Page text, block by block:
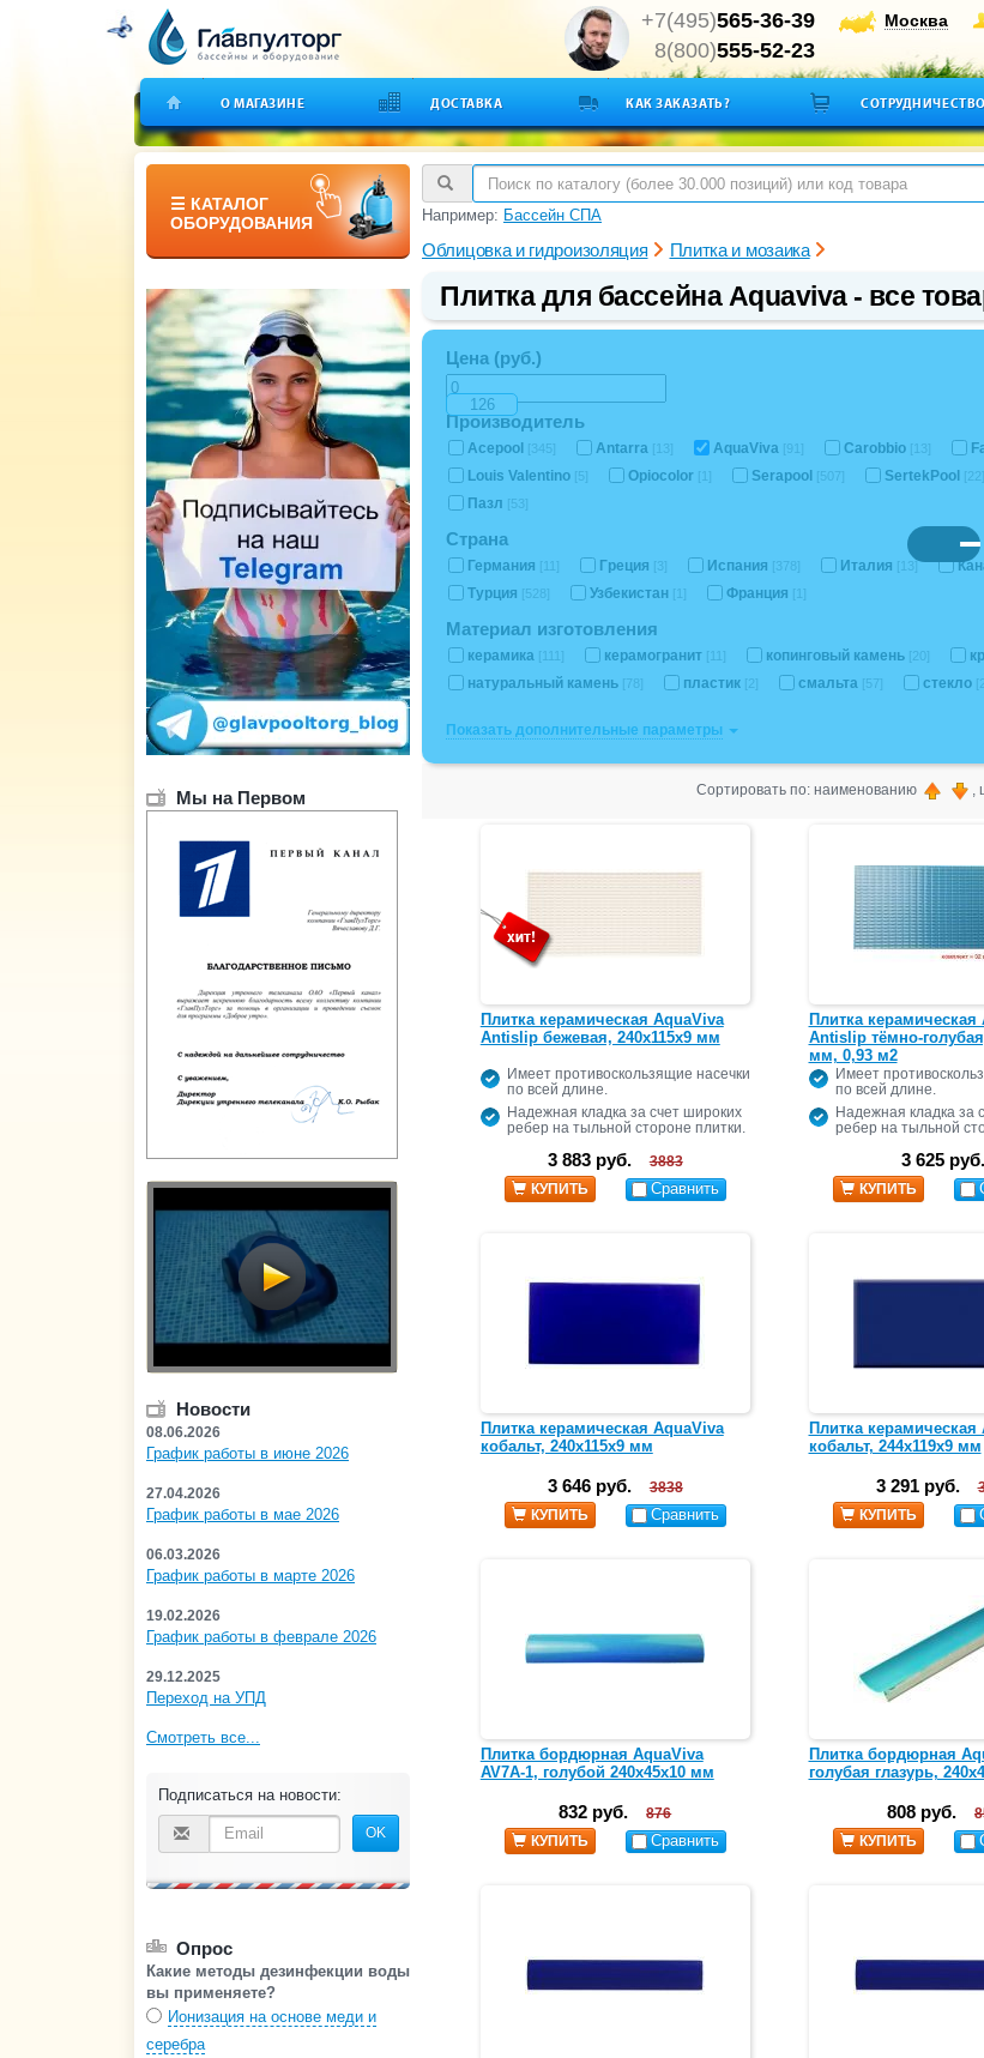
+7(495)565-36-39
8(800)555-52-23
Москва
О МАГАЗИНЕ ДОСТАВКА КАК ЗАКАЗАТЬ?
☰ КАТАЛОГ
ОБОРУДОВАНИЯ
Мы на Первом
Новости
08.06.2026
График работы в июне 2026
27.04.2026
График работы в мае 2026
06.03.2026
График работы в марте 2026
19.02.2026
График работы в феврале 2026
29.12.2025
Переход на УПД
Смотреть все...
Подписаться на новости:
OK
Опрос
Какие методы дезинфекции воды
вы применяете?
Ионизация на основе меди и
серебра
Например: Бассейн СПА
Облицовка и гидроизоляция Плитка и мозаика
Плитка для бассейна Aquaviva - все
Цена (руб.)
Производитель
Acepool [345] Antarra [13] AquaViva [91] Carobbio [13]
Louis Valentino [5] Opiocolor Serapool [507] SertekPool [22]
Пазл [53]
Страна
Германия Греция [3] Испания [378] Италия [13]
Турция [528] Узбекистан Франция
Материал изготовления
керамика керамогранит копинговый камень [20]
натуральный камень [78] пластик [2] смальта [57] стекло
Показать дополнительные параметры
Сортировать по: наименованию ,
Плитка керамическая AquaViva
Antislip бежевая, 240х115х9 мм
Имеет противоскользящие насечки
по всей длине.
Надежная кладка за счет широких
ребер на тыльной стороне плитки.
3 883 руб.
3883
КУПИТЬ
Сравнить
Плитка керамическая
Antislip тёмно-
мм, 0,93 м2
Имеет
по всей длине.
Надежная кладка за
ребер на тыльной
3 625 руб.
КУПИТЬ
Плитка керамическая AquaViva
кобальт, 240х115х9 мм
3 646 руб.
3838
КУПИТЬ
Сравнить
Плитка керамическая
кобальт, 244х119х9 мм
3 291 руб.
КУПИТЬ
Плитка бордюрная AquaViva
AV7A-1, голубой 240x45x10 мм
832 руб.
876
КУПИТЬ
Сравнить
Плитка бордюрная
голубая глазурь,
808 руб.
КУПИТЬ